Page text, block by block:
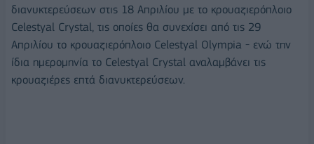
διανυκτερεύσεων στις 18 Απριλίου με το κρουαζιερόπλοιο
Celestyal Crystal, τις οποίες θα συνεχίσει από τις 29
Απριλίου το κρουαζιερόπλοιο Celestyal Olympia - ενώ την
ίδια ημερομηνία το Celestyal Crystal αναλαμβάνει τις
κρουαζιέρες επτά διανυκτερεύσεων.